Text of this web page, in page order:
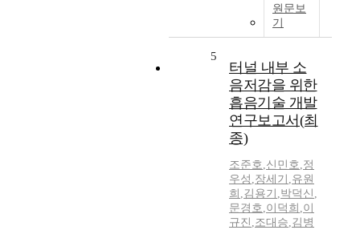
원문보
기
5
터널 내부 소
음저감을 위한
흡음기술 개발
연구보고서(최
종)
조준호,신민호,정
우성 ,장세기 ,유원
희 ,김용기 ,박덕신 ,
문경호,이덕희 ,이
규진 ,조대승,김병